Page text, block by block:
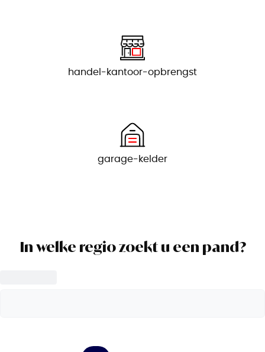
handel-kantoor-opbrengst
garage-kelder
In welke regio zoekt u een pand?